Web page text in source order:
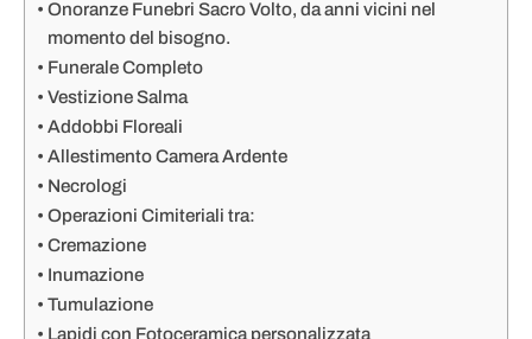
Onoranze Funebri Sacro Volto, da anni vicini nel
momento del bisogno.
Funerale Completo
Vestizione Salma
Addobbi Floreali
Allestimento Camera Ardente
Necrologi
Operazioni Cimiteriali tra:
Cremazione
Inumazione
Tumulazione
Lapidi con Fotoceramica personalizzata